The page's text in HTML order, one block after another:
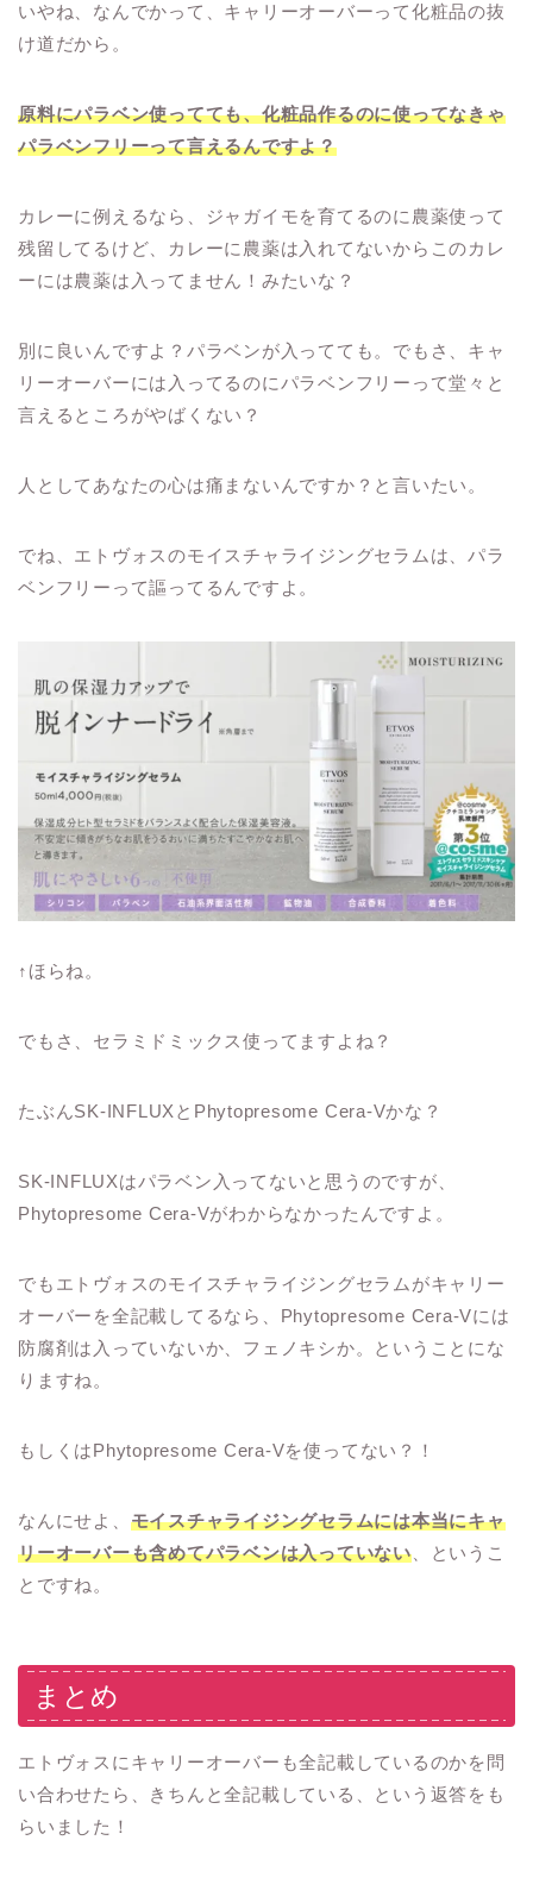
いやね、なんでかって、キャリーオーバーって化粧品の抜
け道だから。
原料にパラベン使ってても、化粧品作るのに使ってなきゃ
パラベンフリーって言えるんですよ？
カレーに例えるなら、ジャガイモを育てるのに農薬使って
残留してるけど、カレーに農薬は入れてないからこのカレ
ーには農薬は入ってません！みたいな？
別に良いんですよ？パラベンが入ってても。でもさ、キャ
リーオーバーには入ってるのにパラベンフリーって堂々と
言えるところがやばくない？
人としてあなたの心は痛まないんですか？と言いたい。
でね、エトヴォスのモイスチャライジングセラムは、パラ
ベンフリーって謳ってるんですよ。
↑ほらね。
でもさ、セラミドミックス使ってますよね？
たぶんSK-INFLUXとPhytopresome Cera-Vかな？
SK-INFLUXはパラベン入ってないと思うのですが、
Phytopresome Cera-Vがわからなかったんですよ。
でもエトヴォスのモイスチャライジングセラムがキャリー
オーバーを全記載してるなら、Phytopresome Cera-Vには
防腐剤は入っていないか、フェノキシか。ということにな
りますね。
もしくはPhytopresome Cera-Vを使ってない？！
なんにせよ、 モイスチャライジングセラムには本当にキャ
リーオーバーも含めてパラベンは入っていない、というこ
とですね。
まとめ
エトヴォスにキャリーオーバーも全記載しているのかを問
い合わせたら、きちんと全記載している、という返答をも
らいました！